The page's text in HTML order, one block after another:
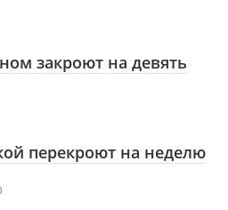
закроют на девять
перекроют на неделю